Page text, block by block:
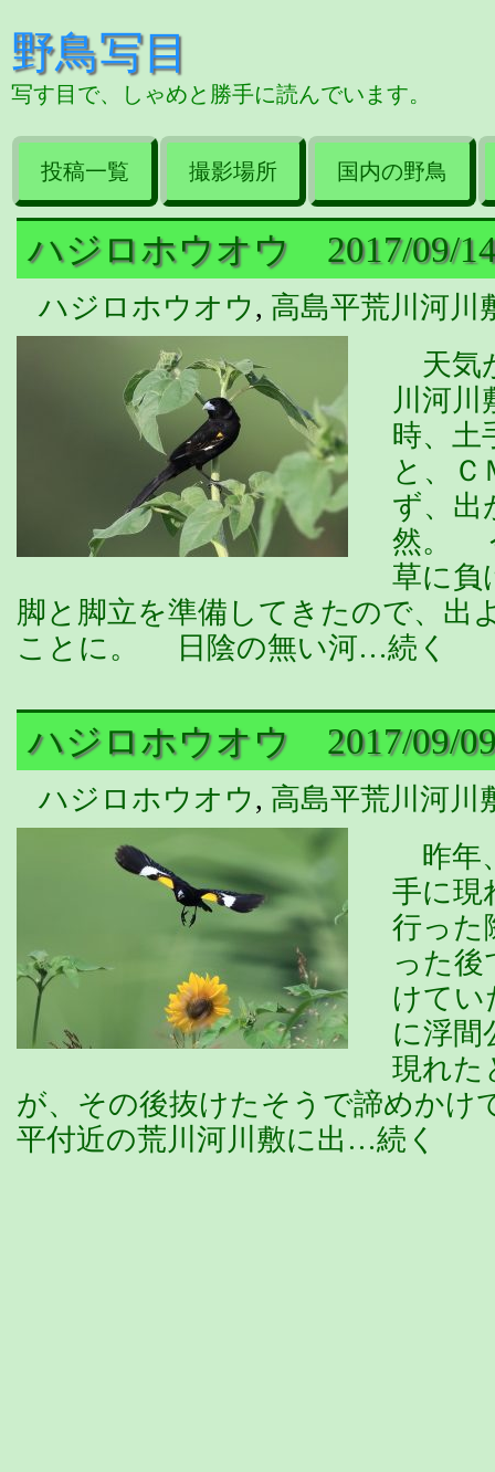
野鳥写目
写す目で、しゃめと勝手に読んでいます。
投稿一覧 撮影場所 国内の野鳥
ハジロホウオウ 2017/09/
ハジロホウオウ, 高島平荒川河川
天気
川河川
時、土
と、Ｃ
ず、出
然。
草に負
脚と脚立を準備してきたので、出
ことに。 日陰の無い河…続く
ハジロホウオウ 2017/09/
ハジロホウオウ, 高島平荒川河川
昨年
手に現
行った
った後
けて
に浮間
現れた
が、その後抜けたそうで諦めかけ
平付近の荒川河川敷に出…続く